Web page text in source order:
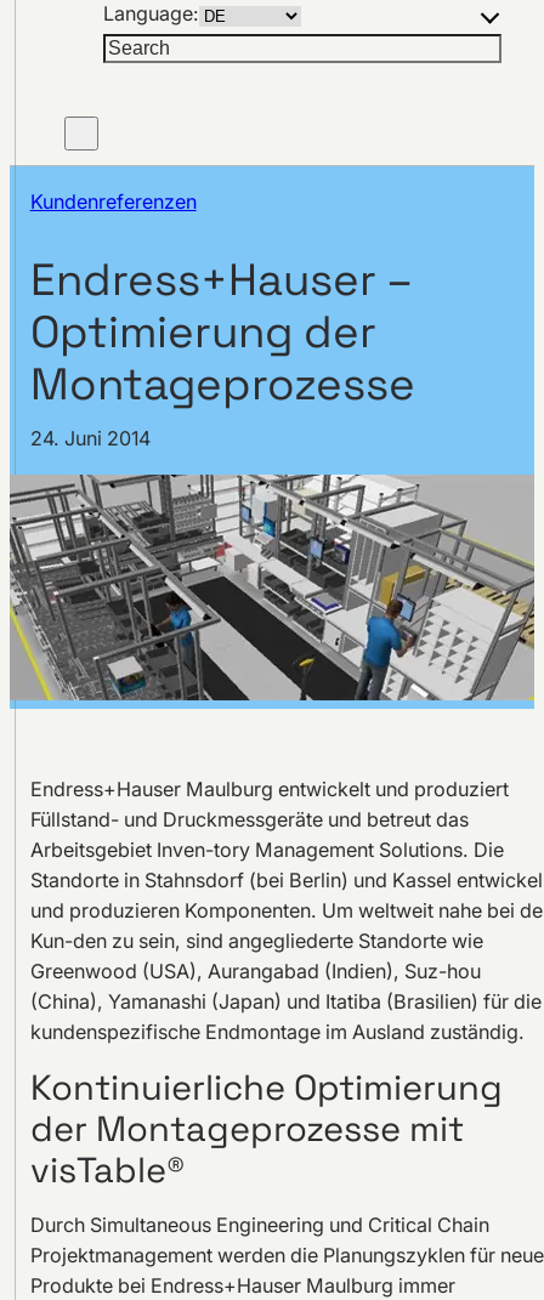
Language:
Suchen
Kundenreferenzen
Endress+Hauser –
Optimierung der
Montageprozesse
24. Juni 2014
Endress+Hauser Maulburg entwickelt und produziert
Füllstand- und Druckmessgeräte und betreut das
Arbeitsgebiet Inven-tory Management Solutions. Die
Standorte in Stahnsdorf (bei Berlin) und Kassel
und produzieren Komponenten. Um weltweit nahe bei
Kun-den zu sein, sind angegliederte Standorte wie
Greenwood (USA), Aurangabad (Indien), Suz-hou
(China), Yamanashi (Japan) und Itatiba (Brasilien) für die
kundenspezifische Endmontage im Ausland zuständig.
Kontinuierliche Optimierung
der Montageprozesse mit
visTable®
Durch Simultaneous Engineering und Critical Chain
Projektmanagement werden die Planungszyklen für neue
Produkte bei Endress+Hauser Maulburg immer